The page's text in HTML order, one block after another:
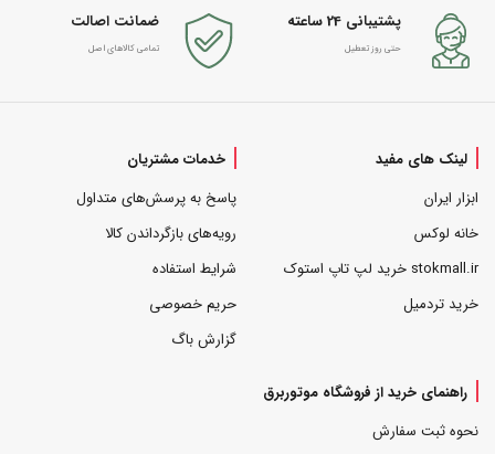
پشتیبانی 24 ساعته
حتی روز تعطیل
ضمانت اصالت
تمامی کالاهای اصل
لینک های مفید
ابزار ایران
خانه لوکس
stokmall.ir خرید لپ تاپ استوک
خرید تردمیل
خدمات مشتریان
پاسخ به پرسش‌های متداول
رویه‌های بازگرداندن کالا
شرایط استفاده
حریم خصوصی
گزارش باگ
راهنمای خرید از فروشگاه موتوربرق
نحوه ثبت سفارش